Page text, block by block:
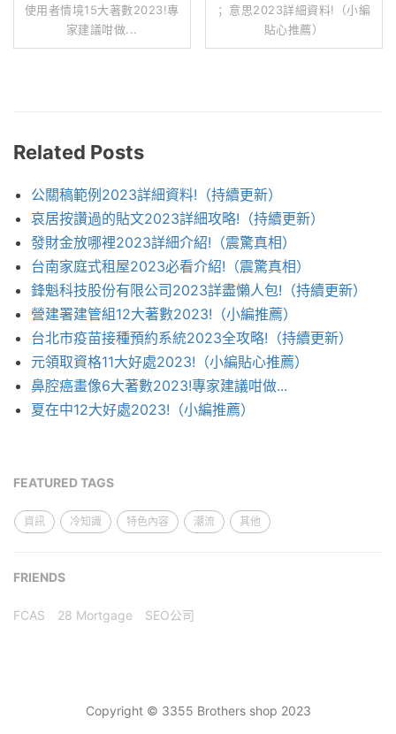
使用者情境15大著數2023!專
家建議咁做...
；意思2023詳細資料!（小編
貼心推薦）
Related Posts
公關稿範例2023詳細資料!（持續更新）
哀居按讚過的貼文2023詳細攻略!（持續更新）
發財金放哪裡2023詳細介紹!（震驚真相）
台南家庭式租屋2023必看介紹!（震驚真相）
鋒魁科技股份有限公司2023詳盡懶人包!（持續更新）
營建署建管組12大著數2023!（小編推薦）
台北市疫苗接種預約系統2023全攻略!（持續更新）
元領取資格11大好處2023!（小編貼心推薦）
鼻腔癌畫像6大著數2023!專家建議咁做...
夏在中12大好處2023!（小編推薦）
FEATURED TAGS
資訊 冷知識 特色內容 潮流 其他
FRIENDS
FCAS 28 Mortgage SEO公司
Copyright © 3355 Brothers shop 2023